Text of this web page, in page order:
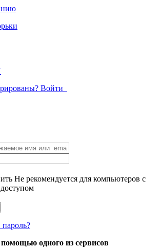
Войти
Не рекомендуется для компьютеров с
одного из сервисов